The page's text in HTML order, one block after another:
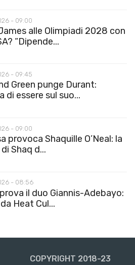
- 09:00
alle Olimpiadi 2028 con
“Dipende...
- 09:45
Green punge Durant:
di essere sul suo...
- 09:00
provoca Shaquille O’Neal: la
Shaq d...
- 08:56
il duo Giannis-Adebayo:
Heat Cul...
COPYRIGHT 2018-23